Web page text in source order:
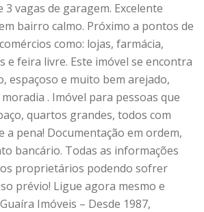
vagas de garagem. Excelente
bairro calmo. Próximo a pontos de
como: lojas, farmácia,
e feira livre. Este imóvel se encontra
espaçoso e muito bem arejado,
. Imóvel para pessoas que
quartos grandes, todos com
a pena! Documentação em ordem,
bancário. Todas as informações
proprietários podendo sofrer
prévio! Ligue agora mesmo e
Imóveis – Desde 1987,